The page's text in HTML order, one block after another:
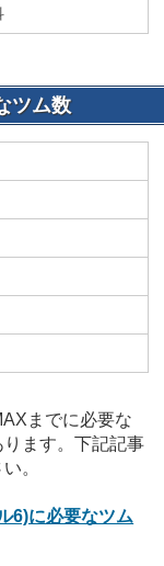
ツム数
までに必要な
ます。下記記事
。
6)に必要なツム